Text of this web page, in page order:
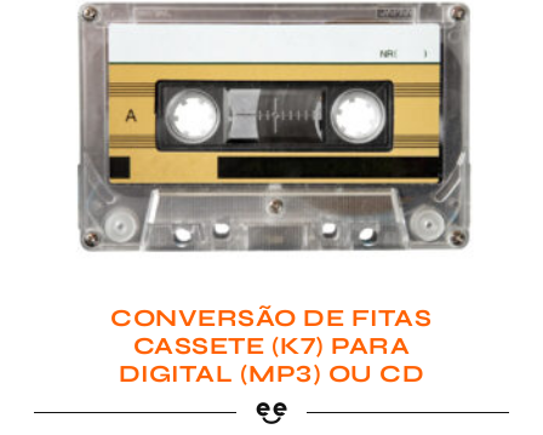
CONVERSÃO DE FITAS
CASSETE (K7) PARA
DIGITAL (MP3) OU CD